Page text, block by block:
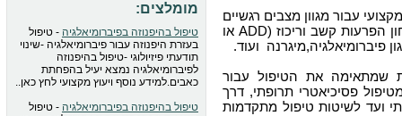
עבור מגוון מצבים רגשיים
, איבחון הפרעות קשב וריכוז (ADD או
שמתאימה את הטיפול עבור
פסיכיאטרי תרופתי, דרך
ועד לשיטות טיפול מתקדמות
מומלצים:
טיפול בהיפנוזה בפיברומיאלגיה - טיפול
בעזרת היפנוזה עבור פיברומיאלגיה -שינוי
תודעתי פיזיולוגי -טיפול בהיפנוזה
לפיברומיאלגיה נמצא יעיל בהפחתת
כאבים.למידע נוסף ויעוץ מקצועי לחץ כאן..
טיפול בהיפנוזה בפיברומיאלגיה - טיפול